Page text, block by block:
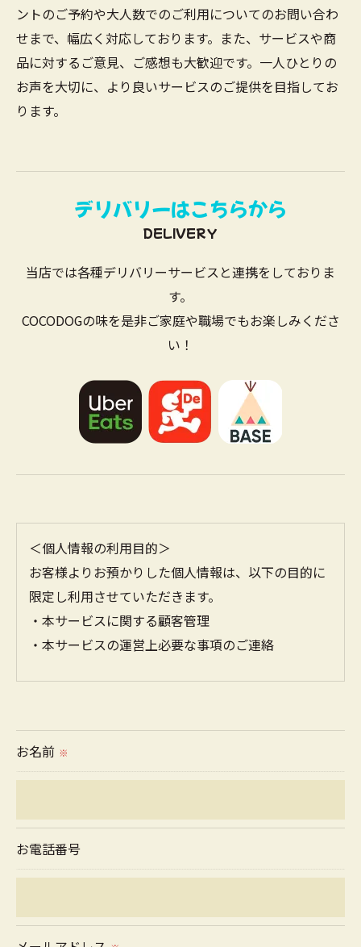
ントのご予約や大人数でのご利用についてのお問い合わ
せまで、幅広く対応しております。また、サービスや商
品に対するご意見、ご感想も大歓迎です。一人ひとりの
お声を大切に、より良いサービスのご提供を目指してお
ります。
デリバリーはこちらから
DELIVERY
当店では各種デリバリーサービスと連携をしておりま
す。
COCODOGの味を是非ご家庭や職場でもお楽しみくださ
い！
＜個人情報の利用目的＞
お客様よりお預かりした個人情報は、以下の目的に
限定し利用させていただきます。
・本サービスに関する顧客管理
・本サービスの運営上必要な事項のご連絡
られた場合を除き、
当社では、利用目的の達成に必要な範囲において、
お名前 ※
お電話番号